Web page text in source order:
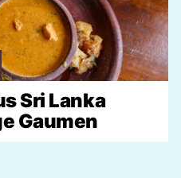
Sri Lanka
Gaumen